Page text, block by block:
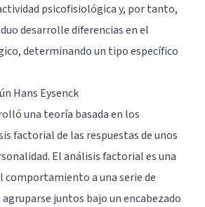
psicofisiológica y, por tanto,
desarrolle diferencias en el
determinando un tipo específico
Hans Eysenck
una teoría basada en los
factorial de las respuestas de unos
El análisis factorial es una
comportamiento a una serie de
juntos bajo un encabezado